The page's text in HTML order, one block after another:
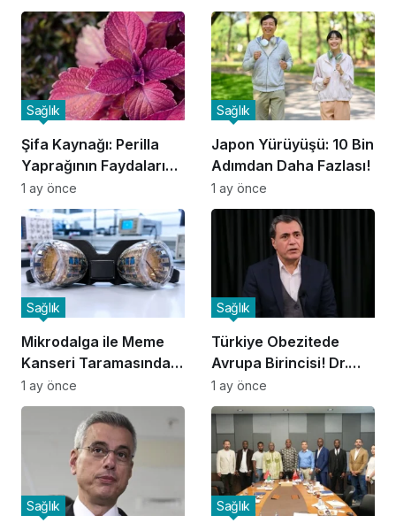
Şifa Kaynağı: Perilla
Yaprağının Faydaları
Keşfedildi!
Sağlık
1 ay önce
Japon Yürüyüşü: 10 Bin
Adımdan Daha Fazlası!
Sağlık
1 ay önce
Mikrodalga ile Meme
Kanseri Taramasında
Devrim!
Sağlık
1 ay önce
Türkiye Obezitede
Avrupa Birincisi! Dr.
Sarohan Uyardı!
Sağlık
1 ay önce
Sağlık Sağlık